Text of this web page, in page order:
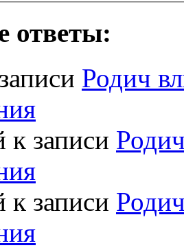
ответы:
Родич
к записи
к записи